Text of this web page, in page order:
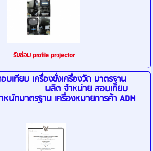
รับซ่อม profile projector
เทียบ เครื่องชั่งเครื่องวัด มาตรฐาน
ผลิต จำหน่าย สอบเทียบ
หนักมาตรฐาน เครื่องหมายการค้า ADM